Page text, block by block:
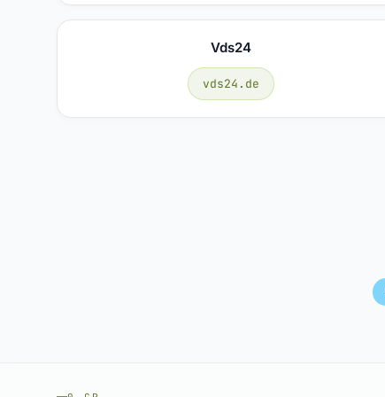
Vds24
vds24.de